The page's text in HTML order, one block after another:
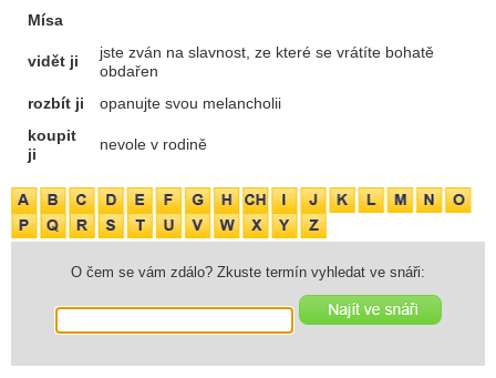
Mísa
vidět ji
jste zván na slavnost, ze které se vrátíte bohatě
obdařen
rozbít ji
opanujte svou melancholii
koupit
ji
nevole v rodině
O čem se vám zdálo? Zkuste termín vyhledat ve snáři: